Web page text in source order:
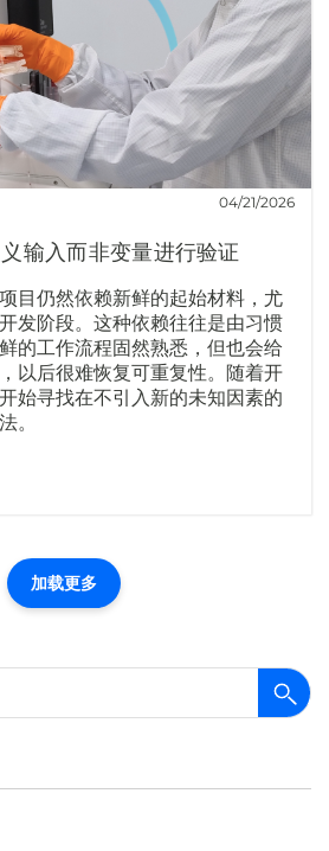
04/21/2026
输入而非变量进行验证
目仍然依赖新鲜的起始材料，尤
发阶段。这种依赖往往是由习惯
的工作流程固然熟悉，但也会给
以后很难恢复可重复性。随着开
始寻找在不引入新的未知因素的
。
加载更多